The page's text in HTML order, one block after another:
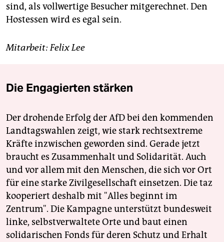
sind, als vollwertige Besucher mitgerechnet. Den
Hostessen wird es egal sein.
Mitarbeit: Felix Lee
Die Engagierten stärken
Der drohende Erfolg der AfD bei den kommenden
Landtagswahlen zeigt, wie stark rechtsextreme
Kräfte inzwischen geworden sind. Gerade jetzt
braucht es Zusammenhalt und Solidarität. Auch
und vor allem mit den Menschen, die sich vor Ort
für eine starke Zivilgesellschaft einsetzen. Die taz
kooperiert deshalb mit "Alles beginnt im
Zentrum". Die Kampagne unterstützt bundesweit
linke, selbstverwaltete Orte und baut einen
solidarischen Fonds für deren Schutz und Erhalt